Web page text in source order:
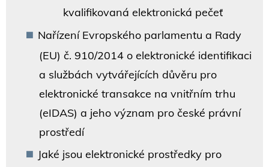
kvalifikovaná elektronická pečeť
Nařízení Evropského parlamentu a Rady
(EU) č. 910/2014 o elektronické identifikaci
a službách vytvářejících důvěru pro
elektronické transakce na vnitřním trhu
(eIDAS) a jeho význam pro české právní
prostředí
Jaké jsou elektronické prostředky pro